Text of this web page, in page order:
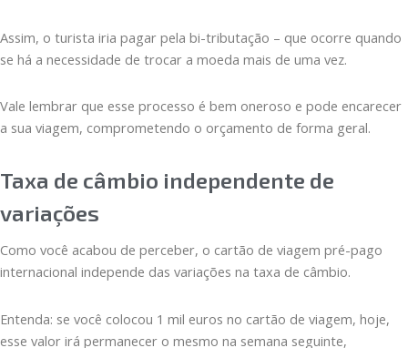
Assim, o turista iria pagar pela bi-tributação – que ocorre quando
se há a necessidade de trocar a moeda mais de uma vez.
Vale lembrar que esse processo é bem oneroso e pode encarecer
a sua viagem, comprometendo o orçamento de forma geral.
Taxa de câmbio independente de
variações
Como você acabou de perceber, o cartão de viagem pré-pago
internacional independe das variações na taxa de câmbio.
Entenda: se você colocou 1 mil euros no cartão de viagem, hoje,
esse valor irá permanecer o mesmo na semana seguinte,